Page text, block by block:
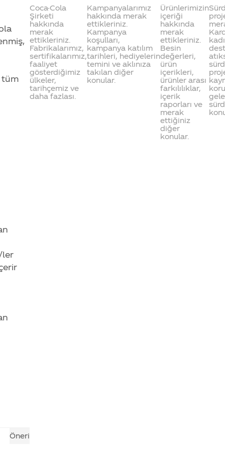
tüm
ler
Öneri
Coca-Cola
Şirketi
hakkında
merak
ettikleriniz.
Fabrikalarımız,
sertifikalarımız,
faaliyet
gösterdiğimiz
ülkeler,
tarihçemiz ve
daha fazlası.
Kampanyalarımız
hakkında merak
ettikleriniz.
Kampanya
koşulları,
kampanya katılım
tarihleri, hediyelerin
temini ve aklınıza
takılan diğer
konular.
Ürünlerimizin
içeriği
hakkında
merak
ettikleriniz.
Besin
değerleri,
ürün
içerikleri,
ürünler arası
farkılılıklar,
içerik
raporları ve
merak
ettiğiniz
diğer
konular.